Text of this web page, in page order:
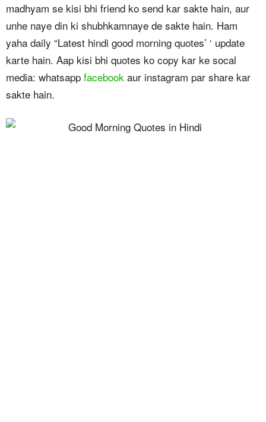
madhyam se kisi bhi friend ko send kar sakte hain, aur
unhe naye din ki shubhkamnaye de sakte hain. Ham
yaha daily “Latest hindi good morning quotes’ ‘ update
karte hain. Aap kisi bhi quotes ko copy kar ke socal
media: whatsapp facebook aur instagram par share kar
sakte hain.